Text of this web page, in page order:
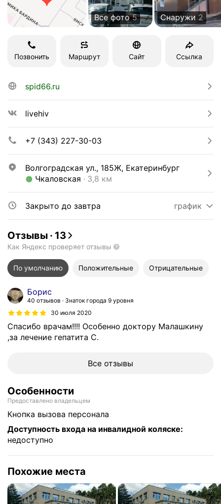
Все фото5 Снаружи 2
Позвонить Маршрут Сайт Ссылка
spid66.ru
livehiv
+7 (343) 227-30-03
Волгоградская ул., 185Ж, Екатеринбург
Метро Чкаловская Расстояние 3,8 км
Чкаловская 3,8 км
Закрыто до завтра график
Отзывы · 13
Как Яндекс проверяет отзывы
По умолчанию Положительные Отрицательные
Борис
40 отзывов
Знаток города 9 уровня
30 июля 2020
Спасибо врачам!!!! Особенно доктору Малашкину
,за лечение гепатита С.
Все отзывы
Особенности
Предоставлено владельцем
кнопка вызова персонала
Доступность входа на инвалидной коляске:
недоступно
Похожие места